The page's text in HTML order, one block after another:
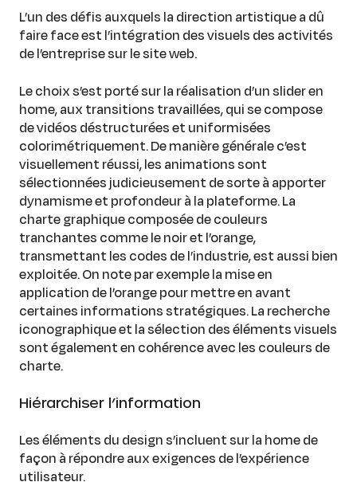
L’un des défis auxquels la direction artistique a dû
faire face est l’intégration des visuels des activités
de l’entreprise sur le site web.
Le choix s’est porté sur la réalisation d’un slider en
home, aux transitions travaillées, qui se compose
de vidéos déstructurées et uniformisées
colorimétriquement. De manière générale c’est
visuellement réussi, les animations sont
sélectionnées judicieusement de sorte à apporter
dynamisme et profondeur à la plateforme. La
charte graphique composée de couleurs
tranchantes comme le noir et l’orange,
transmettant les codes de l’industrie, est aussi bien
exploitée. On note par exemple la mise en
application de l’orange pour mettre en avant
certaines informations stratégiques. La recherche
iconographique et la sélection des éléments visuels
sont également en cohérence avec les couleurs de
charte.
Hiérarchiser l’information
Les éléments du design s’incluent sur la home de
façon à répondre aux exigences de l’expérience
utilisateur.